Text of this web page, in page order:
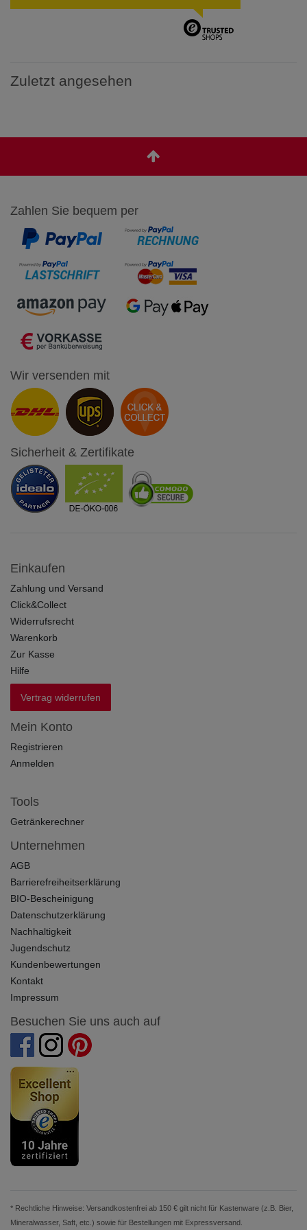
Zuletzt angesehen
Zahlen Sie bequem per
Wir versenden mit
Sicherheit & Zertifikate
Einkaufen
Zahlung und Versand
Click&Collect
Widerrufsrecht
Warenkorb
Zur Kasse
Hilfe
Vertrag widerrufen
Mein Konto
Registrieren
Anmelden
Tools
Getränkerechner
Unternehmen
AGB
Barrierefreiheitserklärung
BIO-Bescheinigung
Datenschutzerklärung
Nachhaltigkeit
Jugendschutz
Kundenbewertungen
Kontakt
Impressum
Besuchen Sie uns auch auf
* Rechtliche Hinweise: Versandkostenfrei ab 150 € gilt nicht für Kastenware (z.B. Bier,
Mineralwasser, Saft, etc.) sowie für Bestellungen mit Expressversand.